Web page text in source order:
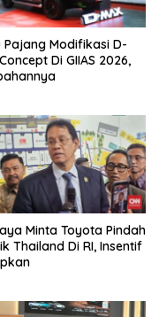
Pajang Modifikasi D-
Di GIIAS 2026,
Minta Toyota Pindah
Thailand Di RI, Insentif